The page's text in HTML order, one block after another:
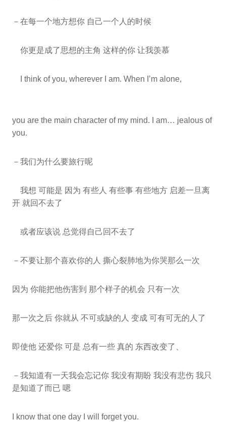
－在每一个地方想你 自己一个人的时候
你更是成了思想的主角 这样的你 让我羡慕
I think of you, wherever I am. When I’m alone,
you are the main character of my mind. I am… jealous of
you.
－我们为什么要旅行呢
我想 可能是 因为 有些人 有些事 有些地方 启差一旦离
开 就回不去了
或者应该说 总觉得自己回不去了
－不要让那个喜欢你的人 撕心裂肺地为你哭那么一次
因为 你能把他伤害到 那个样子的机会 只有一次
那一次之后 你就从 不可或缺的人 变成 可有可无的人了
即使他 还爱你 可是 总有一些 真的 东西改变了、
－我知道有一天我会忘记你 我没有期盼 我没有悲伤 我只
是知道了而已 嗯
I know that one day I will forget you.